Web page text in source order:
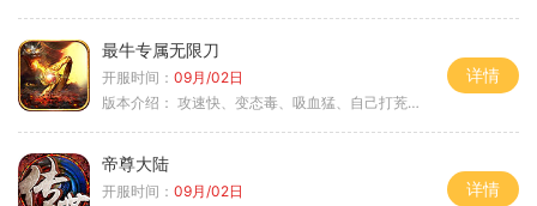
最牛专属无限刀
开服时间： 09月/02日
版本介绍： 攻速快、变态毒、吸血猛、自己打茺值玩
详情
帝尊大陆
开服时间： 09月/02日
详情